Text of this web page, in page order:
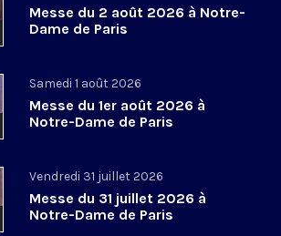
Messe du 2 août 2026 à Notre-
Dame de Paris
Samedi 1 août 2026
Messe du 1er août 2026 à
Notre-Dame de Paris
Vendredi 31 juillet 2026
Messe du 31 juillet 2026 à
Notre-Dame de Paris